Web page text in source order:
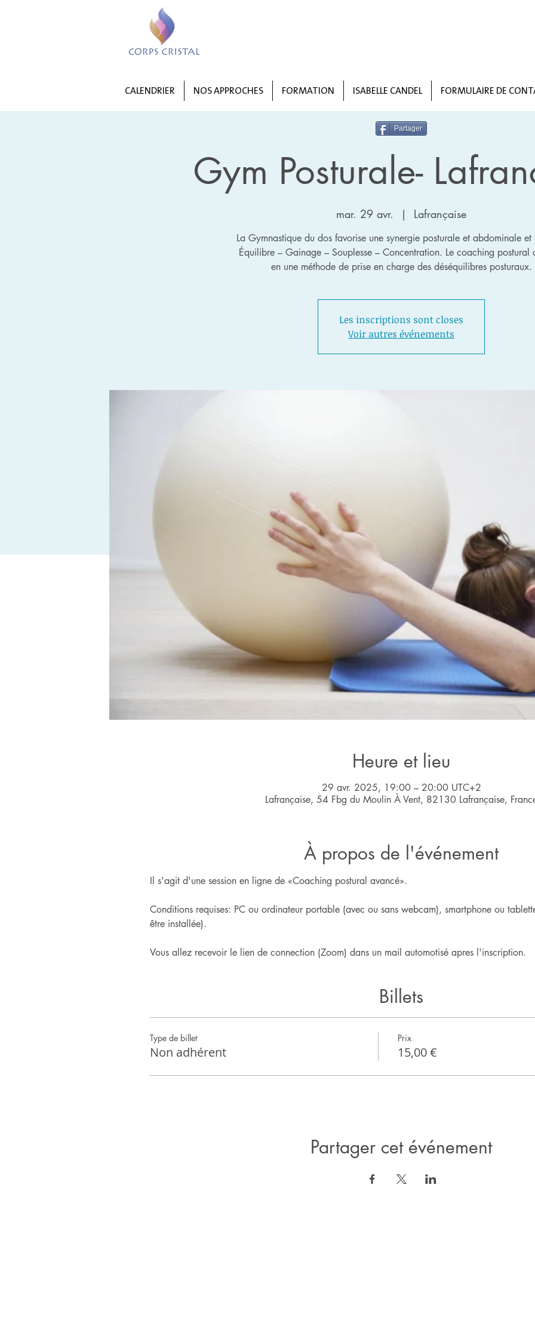
CALENDRIER NOS APPROCHES FORMATION ISABELLE CANDEL FORMULAIRE DE
Gym Posturale-
mar. 29 avr.
  |
Lafrançaise
La Gymnastique du dos favorise une synergie posturale et abdominale
Équilibre – Gainage – Souplesse – Concentration. Le coaching postural
Les inscriptions sont closes
Voir autres événements
Heure et lieu
29 avr. 2025, 19:00 – 20:00 UTC+2
Lafrançaise, 54 Fbg du Moulin À Vent, 82130 Lafrançaise,
À propos de l'événement
Il s'agit d'une session en ligne de «Coaching postural avancé».
Conditions requises: PC ou ordinateur portable (avec ou sans webcam), smartphone ou
être installée).
Vous allez recevoir le lien de connection (Zoom) dans un mail automotisé apres l'inscription.
Billets
Type de billet
Non adhérent
Prix
15,00 €
Partager cet événement
Partager